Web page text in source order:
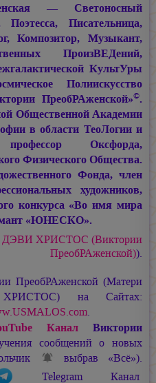
— Светоносный
Писательница,
Композитор, Музыкант,
ПроизВЕДений,
КультУры
Полиискусство
ПреобРАженской»©.
Общественной Академии
в области ТеоЛогии и
Оксфорда,
Физического Общества.
Фонда, член
художников,
конкурса «Во имя мира
«ЮНЕСКО».
ДЭВИ ХРИСТОС (Виктории
ПреобРАженской)).
ПреобРАженской (Матери
) на Сайтах:
.
КаналВиктории
сообщений о новых
выбрав «Всё»).
Telegram Канал